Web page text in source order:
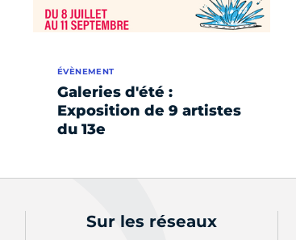
Galeries d'été :
Exposition de 9 artistes
du 13e
ÉVÈNEMENT
Sur les réseaux